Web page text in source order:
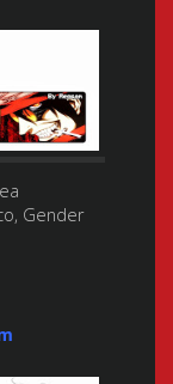
Gender